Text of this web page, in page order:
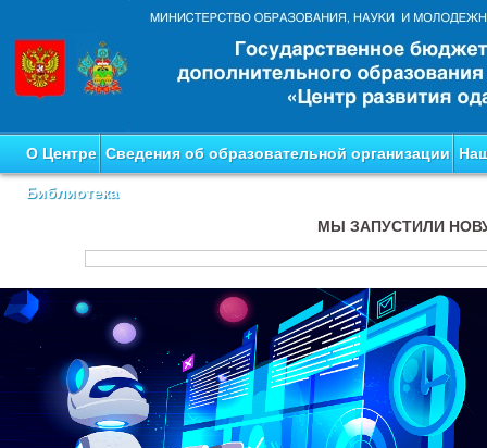
О Центре Сведения об образовательной организации
Библиотека
МЫ ЗАПУСТИЛИ